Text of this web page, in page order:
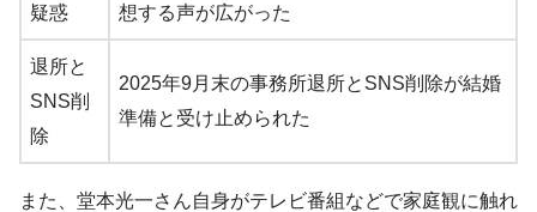
疑惑
想する声が広がった
退所と
SNS削
除
2025年9月末の事務所退所とSNS削除が結婚
準備と受け止められた
また、堂本光一さん自身がテレビ番組などで家庭観に触れ